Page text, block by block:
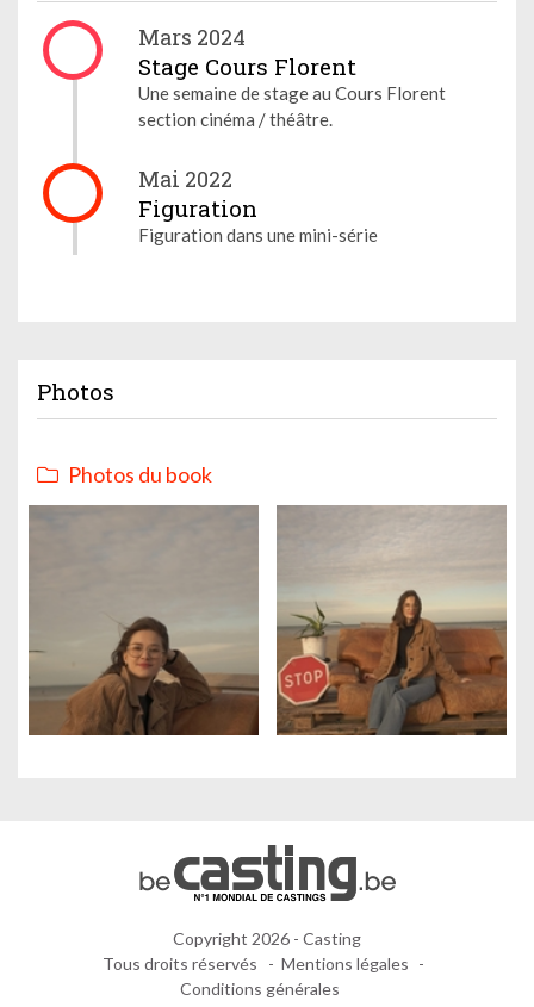
Mars 2024
Stage Cours Florent
Une semaine de stage au Cours Florent
section cinéma / théâtre.
Mai 2022
Figuration
Figuration dans une mini-série
Photos
Photos du book
Copyright 2026 - Casting
Tous droits réservés
Mentions légales
Conditions générales